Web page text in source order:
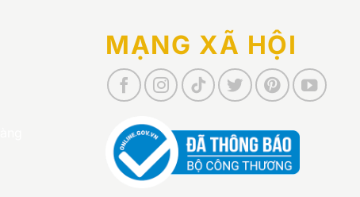
MẠNG XÃ HỘI